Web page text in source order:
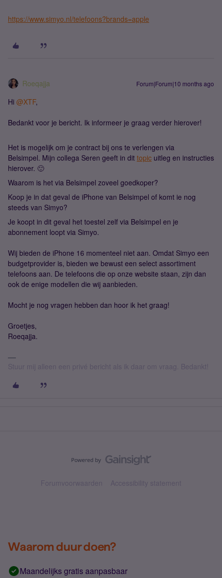
https://www.simyo.nl/telefoons?brands=apple
Roeqajja Forum|Forum|10 months ago
Hi ​ @XTF,
Bedankt voor je bericht. Ik informeer je graag verder hierover!
Het is mogelijk om je contract bij ons te verlengen via
Belsimpel. Mijn collega Seren geeft in dit topic uitleg en instructies
hierover. 🙂
Waarom is het via Belsimpel zoveel goedkoper?
Koop je in dat geval de iPhone van Belsimpel of komt ie nog
steeds van Simyo?
Je koopt in dit geval het toestel zelf via Belsimpel en je
abonnement loopt via Simyo.
Wij bieden de iPhone 16 momenteel niet aan. Omdat Simyo een
budgetprovider is, bieden we bewust een select assortiment
telefoons aan. De telefoons die op onze website staan, zijn dan
ook de enige modellen die wij aanbieden.
Mocht je nog vragen hebben dan hoor ik het graag!
Groetjes,
Roeqajja.
Stuur mij alleen een privé bericht als ik daar om vraag. Bedankt!
Forumvoorwaarden Accessibility statement
Waarom duur doen?
Maandelijks gratis aanpasbaar